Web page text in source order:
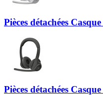
Pièces détachées
Pièces détachées